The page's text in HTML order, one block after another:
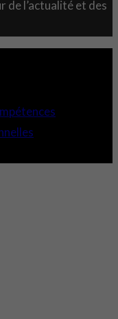
de l’actualité et des